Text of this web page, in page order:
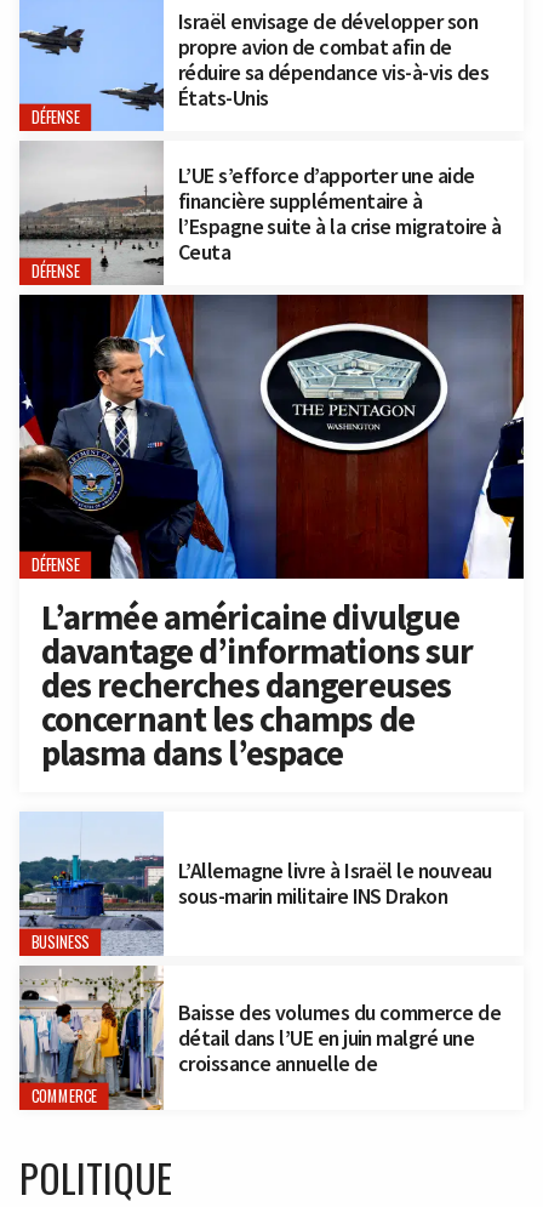
DÉFENSE
Israël envisage de développer son
propre avion de combat afin de
réduire sa dépendance vis-à-vis des
États-Unis
DÉFENSE
L’UE s’efforce d’apporter une aide
financière supplémentaire à
l’Espagne suite à la crise migratoire à
Ceuta
DÉFENSE
L’armée américaine divulgue
davantage d’informations sur
des recherches dangereuses
concernant les champs de
plasma dans l’espace
BUSINESS
L’Allemagne livre à Israël le nouveau
sous-marin militaire INS Drakon
COMMERCE
Baisse des volumes du commerce de
détail dans l’UE en juin malgré une
croissance annuelle de
POLITIQUE